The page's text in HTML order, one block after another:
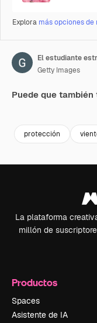
Explora más opciones de
Getty Images
Puede que
protección
La plataforma
millón de
Productos
Spaces
Asistente de IA